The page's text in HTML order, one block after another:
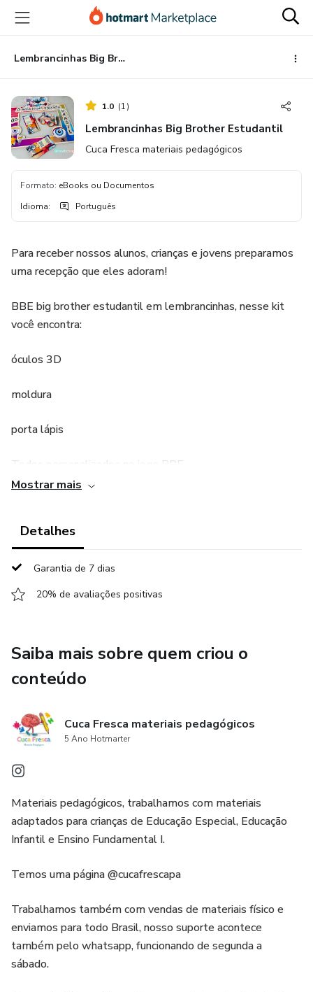
para
conteúdo
principal
para
pagamento
para
rodapé
Lembrancinhas Big Brother Estudantil
1.0 (1)
Lembrancinhas Big Brother Estudantil
Cuca Fresca materiais pedagógicos
Formato: eBooks ou Documentos
Idioma: Português
Para receber nossos alunos, crianças e jovens preparamos
uma recepção que eles adoram!
BBE big brother estudantil em lembrancinhas, nesse kit
você encontra:
óculos 3D
moldura
porta lápis
Todos personalizados no jogo BBE
Mostrar mais
Detalhes
Garantia de 7 dias
20% de avaliações positivas
Saiba mais sobre quem criou o
conteúdo
Cuca Fresca materiais pedagógicos
5 Ano Hotmarter
Materiais pedagógicos, trabalhamos com materiais
adaptados para crianças de Educação Especial, Educação
Infantil e Ensino Fundamental I.
Temos uma página @cucafrescapa
Trabalhamos também com vendas de materiais físico e
enviamos para todo Brasil, nosso suporte acontece
também pelo whatsapp, funcionando de segunda a
sábado.